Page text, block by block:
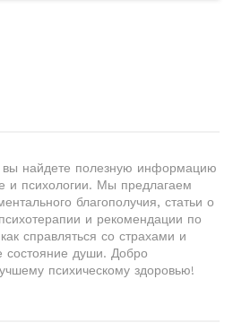
вы найдете полезную информацию
и психологии. Мы предлагаем
благополучия, статьи о
и рекомендации по
справляться со страхами и
состояние души. Добро
психическому здоровью!